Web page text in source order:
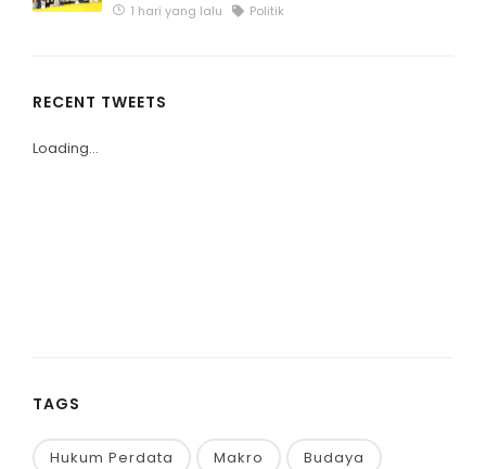
1 hari yang lalu Politik
RECENT TWEETS
Loading...
TAGS
Hukum Perdata Makro Budaya